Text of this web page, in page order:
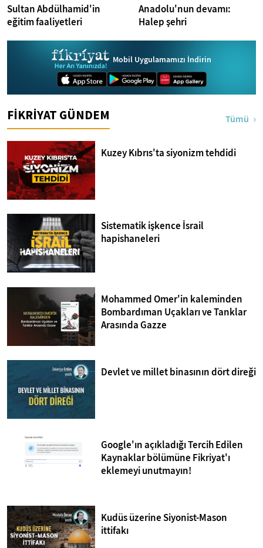
Sultan Abdülhamid'in
eğitim faaliyetleri
Anadolu'nun devamı:
Halep şehri
Mobil Uygulamamızı İndirin
FİKRİYAT GÜNDEM Tümü
Kuzey Kıbrıs'ta siyonizm tehdidi
Sistematik işkence İsrail
hapishaneleri
Mohammed Omer'in kaleminden
Bombardıman Uçakları ve Tanklar
Arasında Gazze
Devlet ve millet binasının dört direği
Google'ın açıkladığı Tercih Edilen
Kaynaklar bölümüne Fikriyat'ı
eklemeyi unutmayın!
Kudüs üzerine Siyonist-Mason
ittifakı